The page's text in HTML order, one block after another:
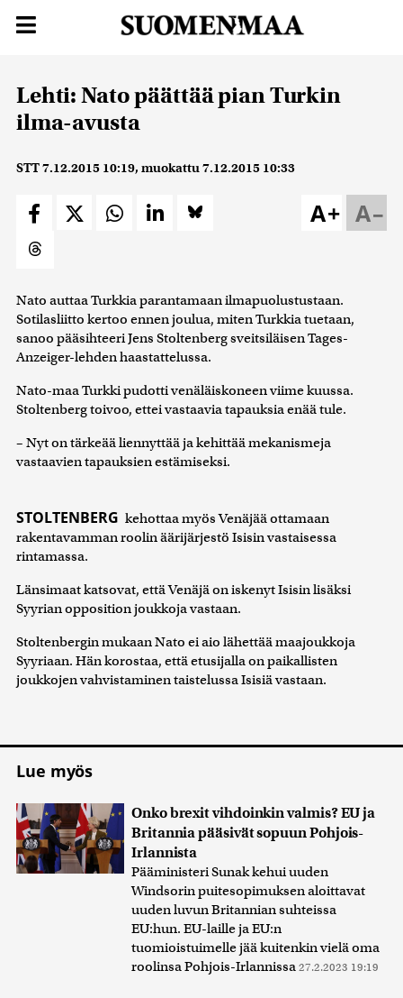
Lehti: Nato päättää pian Turkin
ilma-avusta
STT7.12.2015 10:19, muokattu7.12.2015 10:33
A–
A+
Nato auttaa Turkkia parantamaan ilmapuolustustaan.
Sotilasliitto kertoo ennen joulua, miten Turkkia tuetaan,
sanoo pääsihteeri Jens Stoltenberg sveitsiläisen Tages-
Anzeiger-lehden haastattelussa.
Nato-maa Turkki pudotti venäläiskoneen viime kuussa.
Stoltenberg toivoo, ettei vastaavia tapauksia enää tule.
– Nyt on tärkeää liennyttää ja kehittää mekanismeja
vastaavien tapauksien estämiseksi.
STOLTENBERG kehottaa myös Venäjää ottamaan
rakentavamman roolin äärijärjestö Isisin vastaisessa
rintamassa.
Länsimaat katsovat, että Venäjä on iskenyt Isisin lisäksi
Syyrian opposition joukkoja vastaan.
Stoltenbergin mukaan Nato ei aio lähettää maajoukkoja
Syyriaan. Hän korostaa, että etusijalla on paikallisten
joukkojen vahvistaminen taistelussa Isisiä vastaan.
Lue myös
Onko brexit vihdoinkin valmis? EU ja
Britannia pääsivät sopuun Pohjois-
Irlannista
Pääministeri Sunak kehui uuden
Windsorin puitesopimuksen aloittavat
uuden luvun Britannian suhteissa
EU:hun. EU-laille ja EU:n
tuomioistuimelle jää kuitenkin vielä oma
roolinsa Pohjois-Irlannissa 27.2.2023 19:19